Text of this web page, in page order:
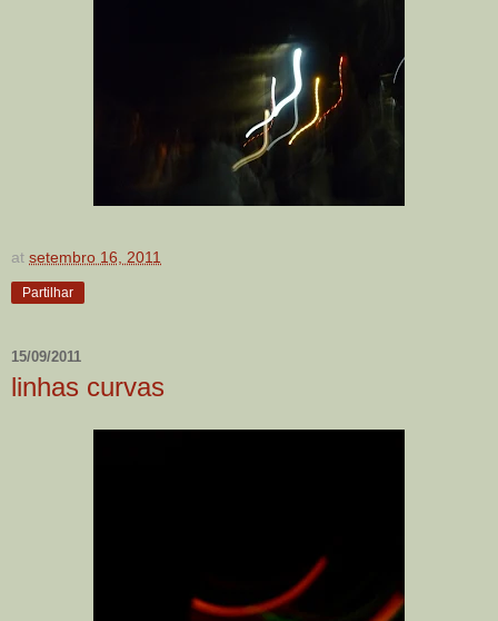
at setembro 16, 2011
Partilhar
15/09/2011
linhas curvas